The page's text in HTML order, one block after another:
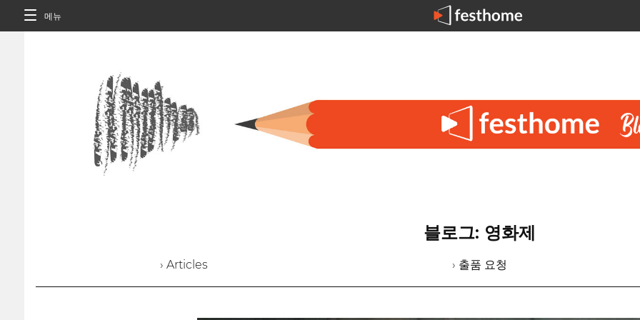
메뉴
블로그: 영화제
› Articles › 출품 요청